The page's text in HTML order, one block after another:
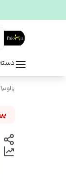
پالونیا